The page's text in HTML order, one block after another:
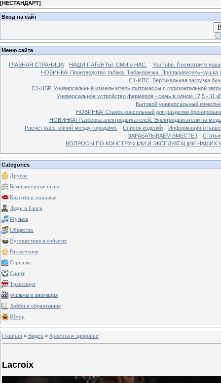
[НЕСТАНДАРТ]
Вход на сайт
Меню сайта
ГЛАВНАЯ СТРАНИЦА НАШИ ПАТЕНТЫ, СМИ о НАС.
YouTube. Посмотрите
НОВИНКА! Производство табака. Табакорезка. Пропариватель-сушка
C1-ИПС. Вертикальная загрузка
С1-USP. Универсальный измельчитель фитомассы с горизонтальной
Универсальное устройство фермеров - семь в одном ! 7,5 - 11
Бытовой универсальный
НОВИНКА! Станок консольный для разделки
НОВИНКА! Разборка электродвигателей. Электродвигатели на
Расчет расстояний между городами.
Список изделий
Информация о
ЗАРАБАТЫВАЕМ ВМЕСТЕ !
ВОПРОСЫ ПО КОНСТРУКЦИИ И ЭКСПЛУАТАЦИИ НАШИХ
Categories
Другое
Компьютерные игры
Красота и здоровье
Люди и блоги
Музыка
Общество
Путешествия и события
Развлечения
Сериалы
Спорт
Транспорт
Фильмы и анимация
Хобби и образование
Юмор
Главная » Видео » Красота и здоровье
Lacroix